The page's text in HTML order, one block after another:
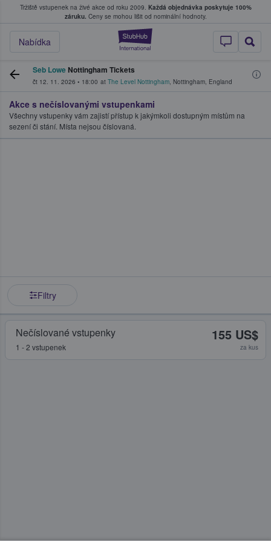
Tržiště vstupenek na živé akce od roku 2009. Každá objednávka poskytuje 100%
záruku. Ceny se mohou lišit od nominální hodnoty.
StubHub –
Nabídka
kde fanoušci kupují a prodávají vstupenky
Seb Lowe Nottingham Tickets
čt 12. 11. 2026 • 18:00 at The Level Nottingham, Nottingham, England
Akce s nečíslovanými vstupenkami
Všechny vstupenky vám zajistí přístup k jakýmkoli dostupným místům na
sezení či stání. Místa nejsou číslovaná.
Filtry
Nečíslované vstupenky
1 - 2 vstupenek
155 US$
za kus